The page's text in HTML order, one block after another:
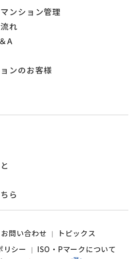
ンション管理
れ
A
ンのお客様
ら
お問い合わせ
トピックス
リシー
ISO・Pマークについて